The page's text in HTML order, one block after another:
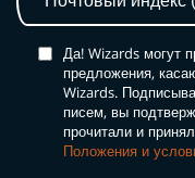
Да! Wizards могут
предложения,
Wizards.
писем, вы
прочитали и
Положения и